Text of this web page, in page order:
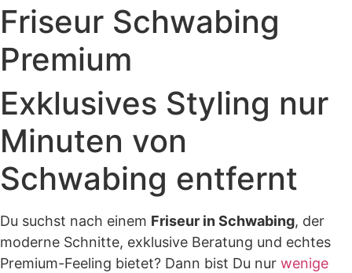
Friseur Schwabing
Premium
Exklusives Styling nur
Minuten von
Schwabing entfernt
Du suchst nach einem Friseur in Schwabing, der
moderne Schnitte, exklusive Beratung und echtes
Premium-Feeling bietet? Dann bist Du nur wenige